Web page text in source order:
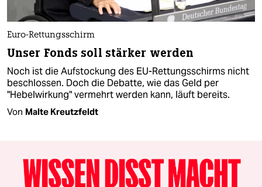
Euro-Rettungsschirm
Unser Fonds soll stärker werden
Noch ist die Aufstockung des EU-Rettungsschirms nicht
beschlossen. Doch die Debatte, wie das Geld per
"Hebelwirkung" vermehrt werden kann, läuft bereits.
Von Malte Kreutzfeldt